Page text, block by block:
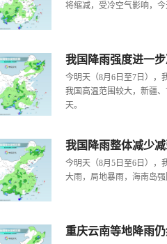
将缩减，受冷空气影响，
今明天（8月6日至7日），
我国高温范围较大，新疆
天。
我国降雨整体减少
今明天（8月5日至6日），
大雨，局地暴雨，海南岛
重庆云南等地降雨